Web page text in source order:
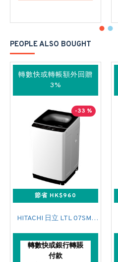
PEOPLE ALSO BOUGHT
轉數快或轉帳額外回贈
3%
-33 %
節省 HK$960
HITACHI 日立 LTL 07SM00 上置式日式洗衣機 (7 公斤,760 轉/分鐘)
轉數快或銀行轉賬
付款